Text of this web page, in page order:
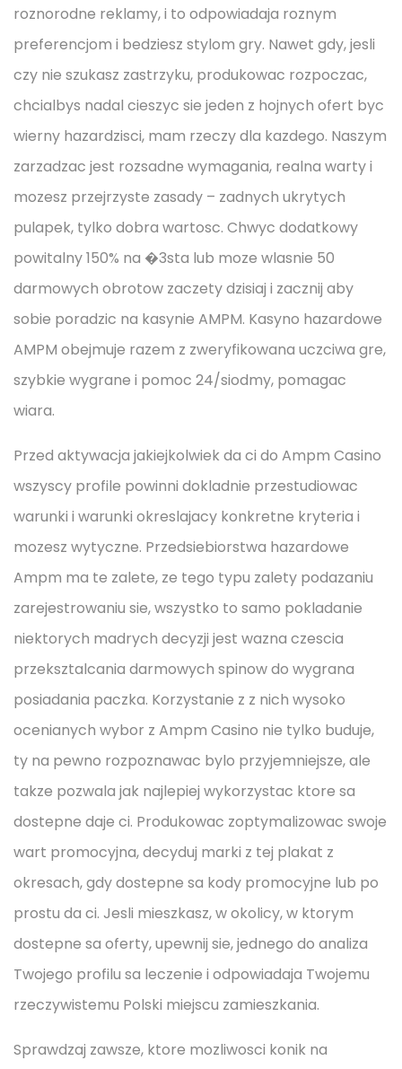
roznorodne reklamy, i to odpowiadaja roznym
preferencjom i bedziesz stylom gry. Nawet gdy, jesli
czy nie szukasz zastrzyku, produkowac rozpoczac,
chcialbys nadal cieszyc sie jeden z hojnych ofert byc
wierny hazardzisci, mam rzeczy dla kazdego. Naszym
zarzadzac jest rozsadne wymagania, realna warty i
mozesz przejrzyste zasady – zadnych ukrytych
pulapek, tylko dobra wartosc. Chwyc dodatkowy
powitalny 150% na �3sta lub moze wlasnie 50
darmowych obrotow zaczety dzisiaj i zacznij aby
sobie poradzic na kasynie AMPM. Kasyno hazardowe
AMPM obejmuje razem z zweryfikowana uczciwa gre,
szybkie wygrane i pomoc 24/siodmy, pomagac
wiara.
Przed aktywacja jakiejkolwiek da ci do Ampm Casino
wszyscy profile powinni dokladnie przestudiowac
warunki i warunki okreslajacy konkretne kryteria i
mozesz wytyczne. Przedsiebiorstwa hazardowe
Ampm ma te zalete, ze tego typu zalety podazaniu
zarejestrowaniu sie, wszystko to samo pokladanie
niektorych madrych decyzji jest wazna czescia
przeksztalcania darmowych spinow do wygrana
posiadania paczka. Korzystanie z z nich wysoko
ocenianych wybor z Ampm Casino nie tylko buduje,
ty na pewno rozpoznawac bylo przyjemniejsze, ale
takze pozwala jak najlepiej wykorzystac ktore sa
dostepne daje ci. Produkowac zoptymalizowac swoje
wart promocyjna, decyduj marki z tej plakat z
okresach, gdy dostepne sa kody promocyjne lub po
prostu da ci. Jesli mieszkasz, w okolicy, w ktorym
dostepne sa oferty, upewnij sie, jednego do analiza
Twojego profilu sa leczenie i odpowiadaja Twojemu
rzeczywistemu Polski miejscu zamieszkania.
Sprawdzaj zawsze, ktore mozliwosci konik na